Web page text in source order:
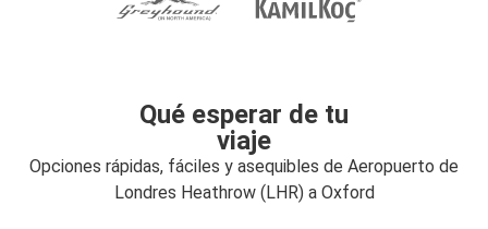
Qué esperar de tu
viaje
Opciones rápidas, fáciles y asequibles de Aeropuerto de
Londres Heathrow (LHR) a Oxford